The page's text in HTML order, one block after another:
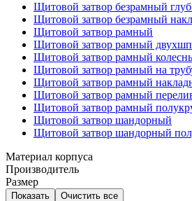
Щитовой затвор безрамный
Щитовой затвор безрамный
Щитовой затвор рамный
Щитовой затвор рамный
Щитовой затвор рамный
Щитовой затвор рамный на
Щитовой затвор рамный
Щитовой затвор рамный
Щитовой затвор рамный
Щитовой затвор шандорный
Щитовой затвор шандорный
Материал корпуса
Производитель
Размер
Показать Очистить все